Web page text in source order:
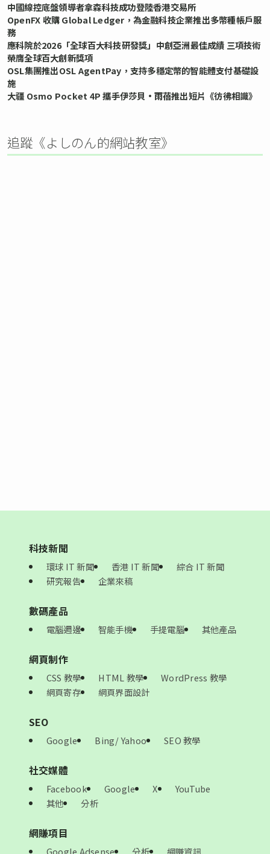
中國線控底盤領導者拿森科技成功登陸香港交易所
OpenFX 收購 Global Ledger，為金融科技企業推出多幣種帳戶服
務
應科院於2026「全球百大科技研發獎」中創亞洲最佳成績 三項技術
榮膺全球百大創新獎項
OSL集團推出OSL AgentPay，支持多穩定幣的智能體支付基礎設
施
大疆 Osmo Pocket 4P 攜手伊莎貝•雨蓓推出短片《彷彿相識》
追蹤《よしのん的網站教室》
科技新聞
環球 IT 新聞 香港 IT 新聞
綜合 IT 新聞
研究報告
企業來稿
數碼產品
電腦週邊 智能手機 手提電腦 其他產品
網頁制作
CSS 教學 HTML 教學
WordPress 教學
網頁寄存
網頁界面設計
SEO
Google Bing/ Yahoo SEO 教學
社交媒體
Facebook Google X
YouTube
其他
分析
網賺項目
Google Adsense 分析 網賺資訊